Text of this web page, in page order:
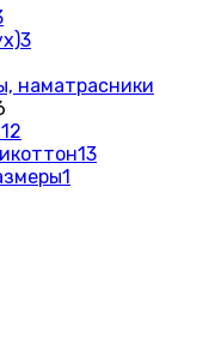
3
наматрасники
12
13
1